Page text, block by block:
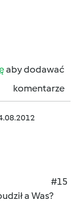
aby dodawać
komentarze
#15
a Was?